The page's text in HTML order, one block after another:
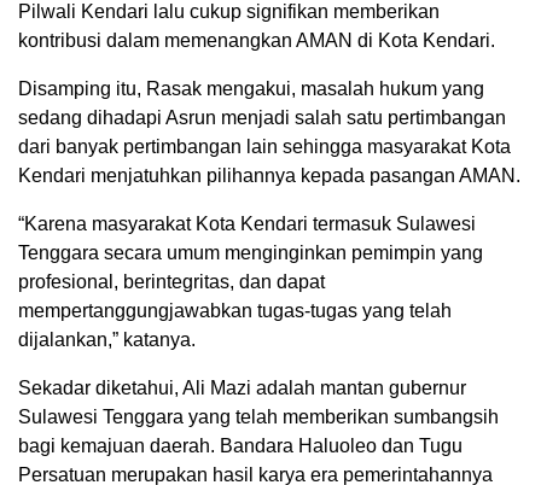
Pilwali Kendari lalu cukup signifikan memberikan
kontribusi dalam memenangkan AMAN di Kota Kendari.
Disamping itu, Rasak mengakui, masalah hukum yang
sedang dihadapi Asrun menjadi salah satu pertimbangan
dari banyak pertimbangan lain sehingga masyarakat Kota
Kendari menjatuhkan pilihannya kepada pasangan AMAN.
“Karena masyarakat Kota Kendari termasuk Sulawesi
Tenggara secara umum menginginkan pemimpin yang
profesional, berintegritas, dan dapat
mempertanggungjawabkan tugas-tugas yang telah
dijalankan,” katanya.
Sekadar diketahui, Ali Mazi adalah mantan gubernur
Sulawesi Tenggara yang telah memberikan sumbangsih
bagi kemajuan daerah. Bandara Haluoleo dan Tugu
Persatuan merupakan hasil karya era pemerintahannya